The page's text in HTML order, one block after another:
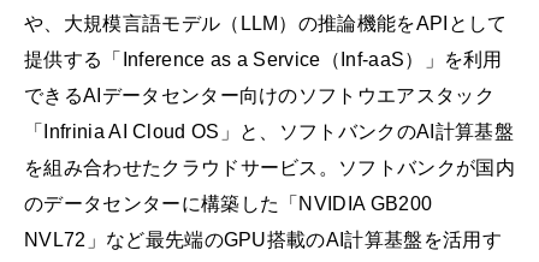
や、大規模言語モデル（LLM）の推論機能をAPIとして
提供する「Inference as a Service（Inf-aaS）」を利用
できるAIデータセンター向けのソフトウエアスタック
「Infrinia AI Cloud OS」と、ソフトバンクのAI計算基盤
を組み合わせたクラウドサービス。ソフトバンクが国内
のデータセンターに構築した「NVIDIA GB200
NVL72」など最先端のGPU搭載のAI計算基盤を活用す